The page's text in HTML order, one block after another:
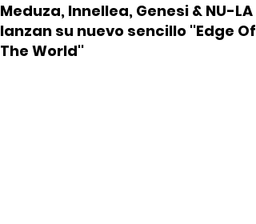
Meduza, Innellea, Genesi & NU-LA
lanzan su nuevo sencillo ''Edge Of
The World''